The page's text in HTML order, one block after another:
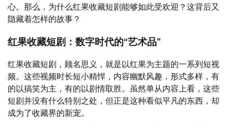
心。那么，为什么红果收藏短剧能够如此受欢迎？这背后又
隐藏着怎样的故事？
红果收藏短剧：数字时代的“艺术品”
红果收藏短剧，顾名思义，就是以红果为主题的一系列短视
频。这些视频时长短小精悍，内容幽默风趣，形式多样，有
的以搞笑为主，有的以剧情取胜。虽然单从内容上看，这些
短剧并没有什么特别之处，但正是这种看似平凡的东西，却
成为了收藏界的新宠。